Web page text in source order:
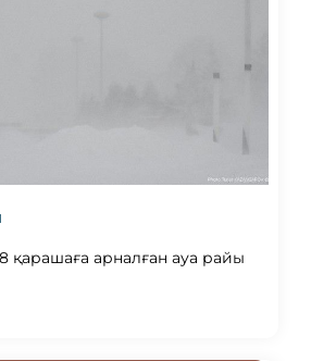
қарашаға арналған ауа райы